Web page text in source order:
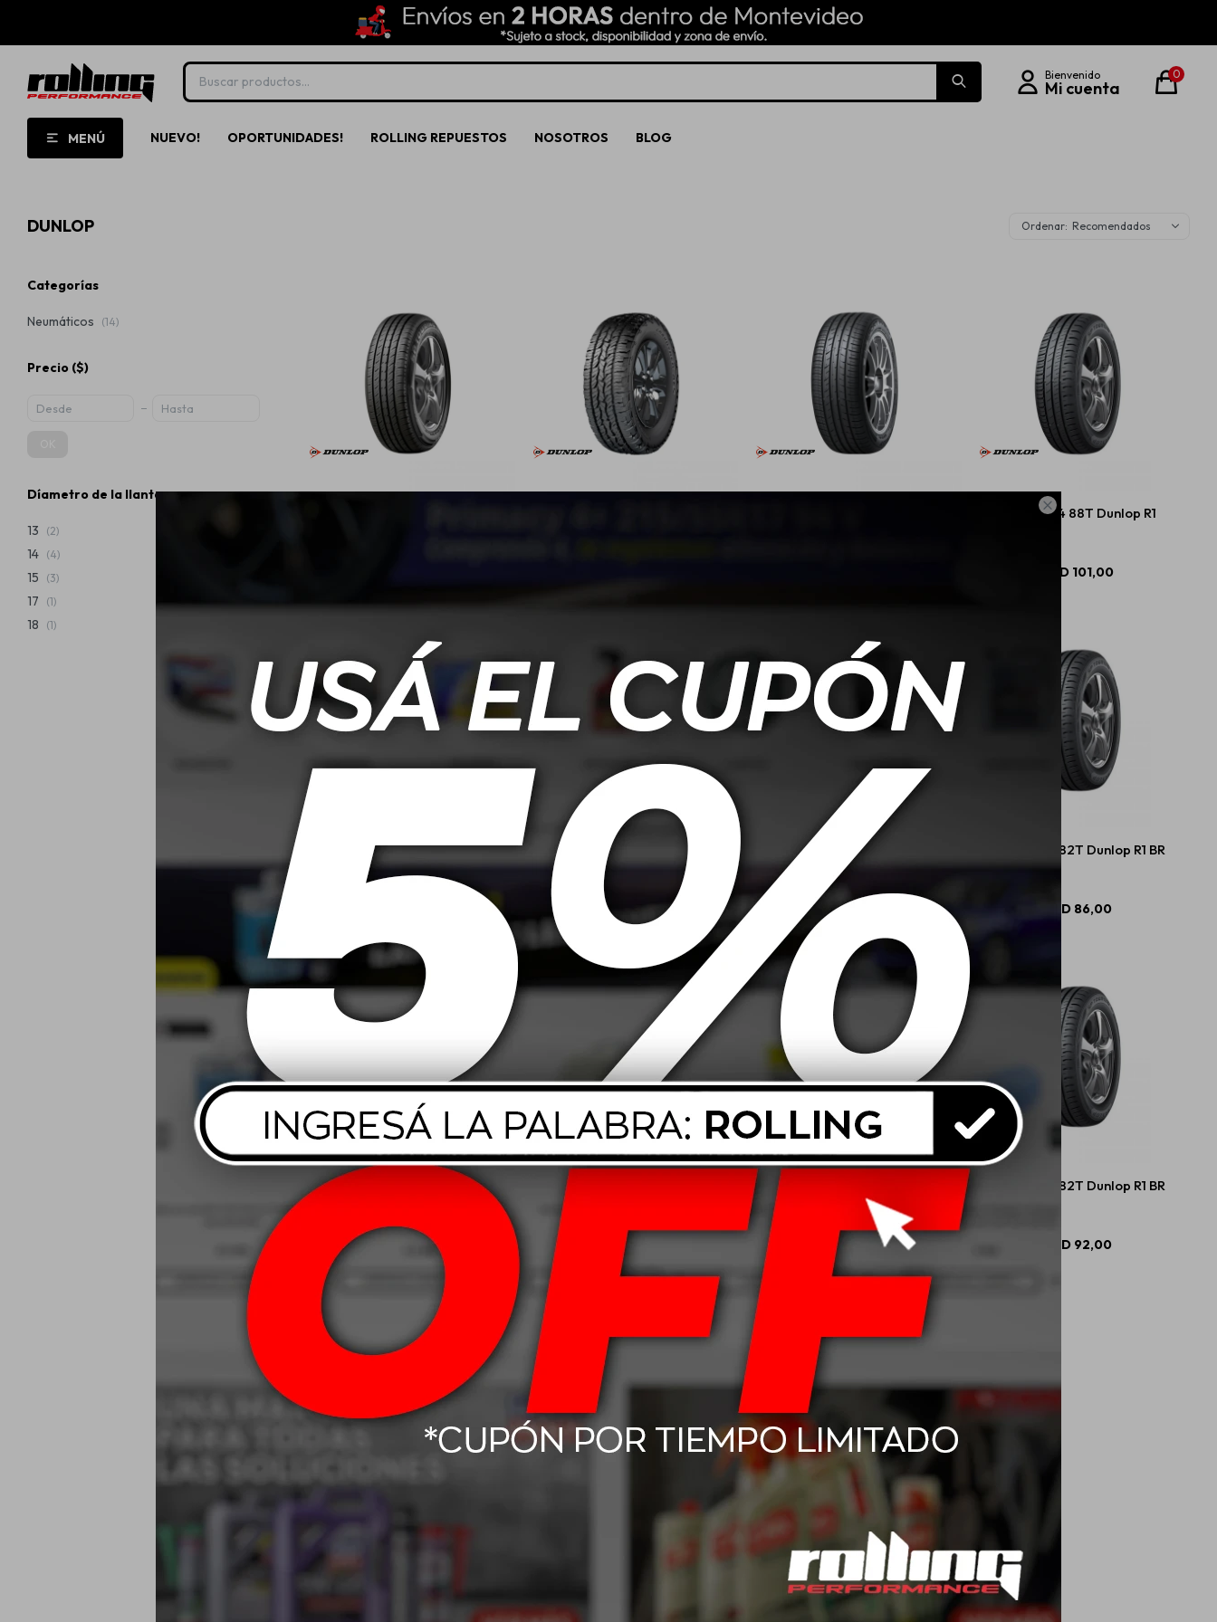

MENÚ NUEVO! OPORTUNIDADES! ROLLING REPUESTOS NOSOTROS BLOG
0
DUNLOP Recomendados
185/70 R14 88T Dunlop R1
USD 101,00
2.75-17 47P Dunlop TT900 2.75-18 42P Dunlop TT900
USD 39,00
3.00-18 47S Dunlop TT900 4PR
USD
175/70 R13 82T Dunlop R1 BR
USD 86,00
195/55 R15 85V Dunlop
125,00
205/55 R16 91V Dunlop
139,00
165/70 R13 79T Dunlop R1 BR
USD 83,00
175/65 R14 82T Dunlop R1 BR
USD 92,00
98,00
175/70 R14 88T Dunlop R1 BR
Categorías
Neumáticos (14)
Precio ($)
Díametro de la llanta
13 (2)
14 (4)
15 (3)
17 (1)
18 (1)